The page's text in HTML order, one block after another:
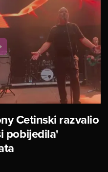
Cetinski razvalio
pobijedila'